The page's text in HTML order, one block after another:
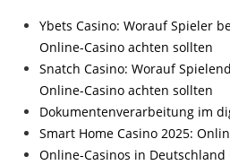
Ybets Casino: Worauf Spieler
Online-Casino achten sollten
Snatch Casino: Worauf
Online-Casino achten sollten
Dokumentenverarbeitung im
Smart Home Casino 2025:
Online-Casinos in